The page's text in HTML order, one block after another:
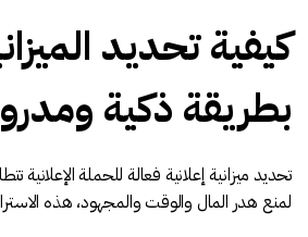
كيفية تحديد
بطريقة ذكية
تحديد ميزانية إعلانية فعالة للحملة
لمنع هدر المال والوقت والمجهود، هذه